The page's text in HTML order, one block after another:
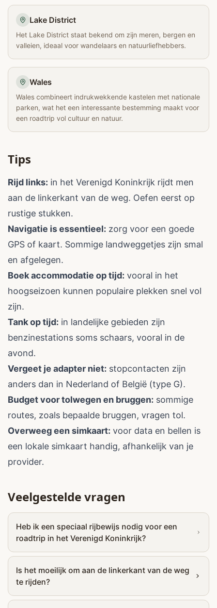
Lake District
Het Lake District staat bekend om zijn meren, bergen en
valleien, ideaal voor wandelaars en natuurliefhebbers.
Wales
Wales combineert indrukwekkende kastelen met nationale
parken, wat het een interessante bestemming maakt voor
een roadtrip vol cultuur en natuur.
Tips
Rijd links: in het Verenigd Koninkrijk rijdt men
aan de linkerkant van de weg. Oefen eerst op
rustige stukken.
Navigatie is essentieel: zorg voor een goede
GPS of kaart. Sommige landweggetjes zijn smal
en afgelegen.
Boek accommodatie op tijd: vooral in het
hoogseizoen kunnen populaire plekken snel vol
zijn.
Tank op tijd: in landelijke gebieden zijn
benzinestations soms schaars, vooral in de
avond.
Vergeet je adapter niet: stopcontacten zijn
anders dan in Nederland of België (type G).
Budget voor tolwegen en bruggen: sommige
routes, zoals bepaalde bruggen, vragen tol.
Overweeg een simkaart: voor data en bellen is
een lokale simkaart handig, afhankelijk van je
provider.
Veelgestelde vragen
Heb ik een speciaal rijbewijs nodig voor een
roadtrip in het Verenigd Koninkrijk?
Is het moeilijk om aan de linkerkant van de weg
te rijden?